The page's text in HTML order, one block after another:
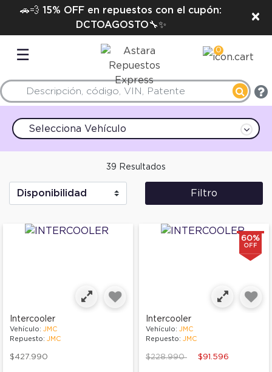
🚗💨 15% OFF en repuestos con el cupón:
DCTOAGOSTO🔧✨
×
☰ 0
Selecciona Vehículo
39 Resultados
Filtro
Intercooler
Vehículo: JMC
Repuesto: JMC
$427.990
60%
OFF
Intercooler
Vehículo: JMC
Repuesto: JMC
Price reduced from
$228.990to $91.596